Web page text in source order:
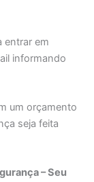
entrar em
informando
um orçamento
seja feita
– Seu